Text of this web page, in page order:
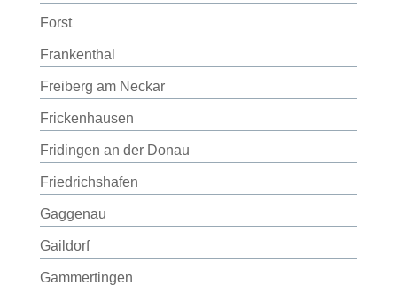
Forst
Frankenthal
Freiberg am Neckar
Frickenhausen
Fridingen an der Donau
Friedrichshafen
Gaggenau
Gaildorf
Gammertingen